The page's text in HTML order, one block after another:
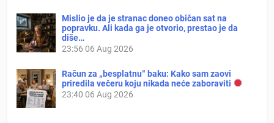
Mislio je da je stranac doneo običan sat na
popravku. Ali kada ga je otvorio, prestao je da
diše…
23:56 06 Aug 2026
Račun za „besplatnu“ baku: Kako sam zaovi
priredila večeru koju nikada neće zaboraviti
23:40 06 Aug 2026